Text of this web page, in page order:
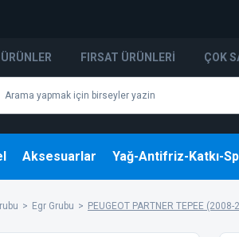
FIRSAT ÜRÜNLERI ÇOK
Aksesuarlar Yağ-Antifriz-Katkı-
Egr Grubu PEUGEOT PARTNER TEPEE